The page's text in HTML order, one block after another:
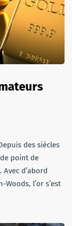
des siècles
point de
d’abord
l’or s’est